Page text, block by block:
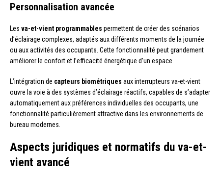
Personnalisation avancée
Les va-et-vient programmables permettent de créer des scénarios
d’éclairage complexes, adaptés aux différents moments de la journée
ou aux activités des occupants. Cette fonctionnalité peut grandement
améliorer le confort et l’efficacité énergétique d’un espace.
L’intégration de capteurs biométriques aux interrupteurs va-et-vient
ouvre la voie à des systèmes d’éclairage réactifs, capables de s’adapter
automatiquement aux préférences individuelles des occupants, une
fonctionnalité particulièrement attractive dans les environnements de
bureau modernes.
Aspects juridiques et normatifs du va-et-
vient avancé